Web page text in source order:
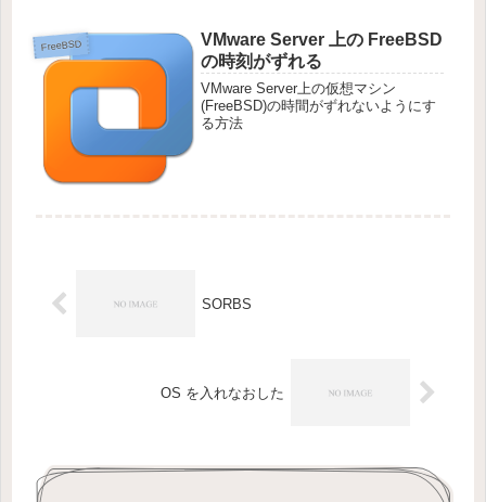
る．IP アドレスベースである精度が
高くないと大きく2つの理...
FreeBSD
VMware Server 上の FreeBSD
の時刻がずれる
VMware Server上の仮想マシン
(FreeBSD)の時間がずれないようにす
る方法
SORBS
OS を入れなおした